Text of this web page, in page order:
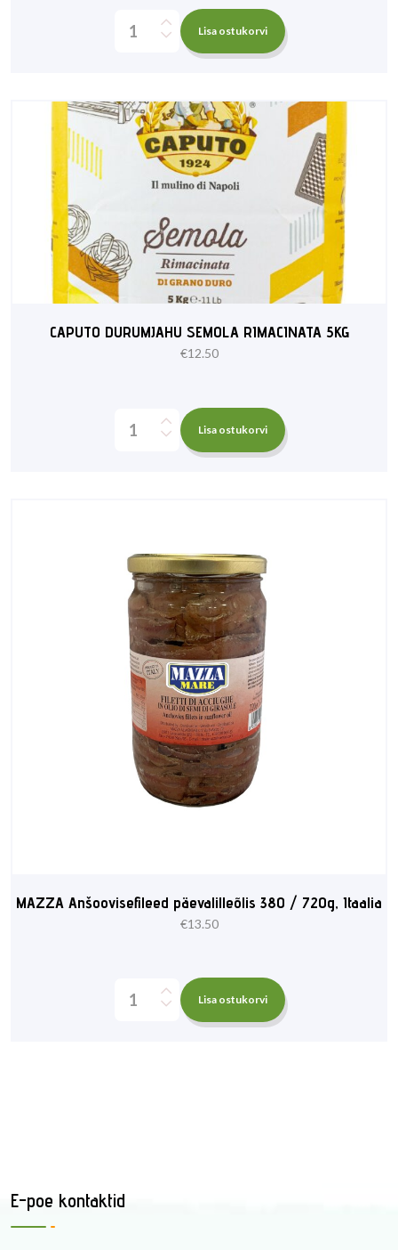
Lisa ostukorvi
CAPUTO DURUMJAHU SEMOLA RIMACINATA 5KG
€12.50
Lisa ostukorvi
MAZZA Anšoovisefileed päevalilleõlis 380 / 720g, Itaalia
€13.50
Lisa ostukorvi
E-poe kontaktid